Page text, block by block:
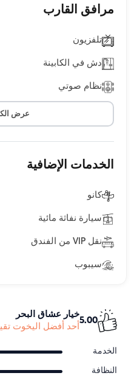
مرافق القارب
تلفزيون
دش في الكابينة
نظام صوتي
عرض الكل
الخدمات الإضافية
كانو
سيارة نفاثة مائية
نقل VIP من الفندق
سيبوب
5.00
خيار عشاق البحر
أحد أفضل اليخوت
الخدمة
النظافة